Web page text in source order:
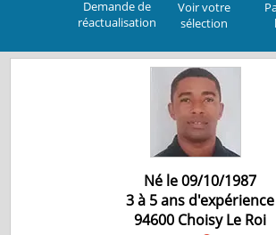
Demande de
réactualisation
Voir votre
sélection
Né le 09/10/1987
3 à 5 ans d'expérience
94600 Choisy Le Roi